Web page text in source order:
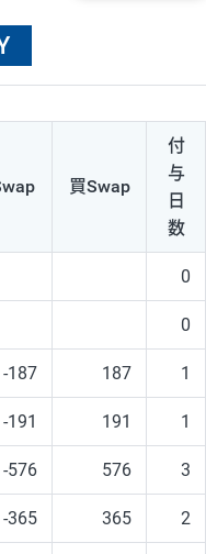
買Swap
付
与
日
数
0
0
-187 187 1
-191 191 1
-576 576 3
-365 365 2